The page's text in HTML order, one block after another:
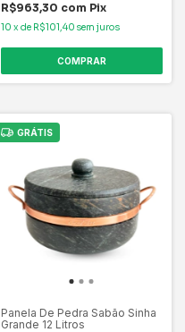
R$963,30 com Pix
10 xde R$101,40 sem juros
COMPRAR
GRÁTIS
Panela De Pedra Sabão Sinha
Grande 12 Litros